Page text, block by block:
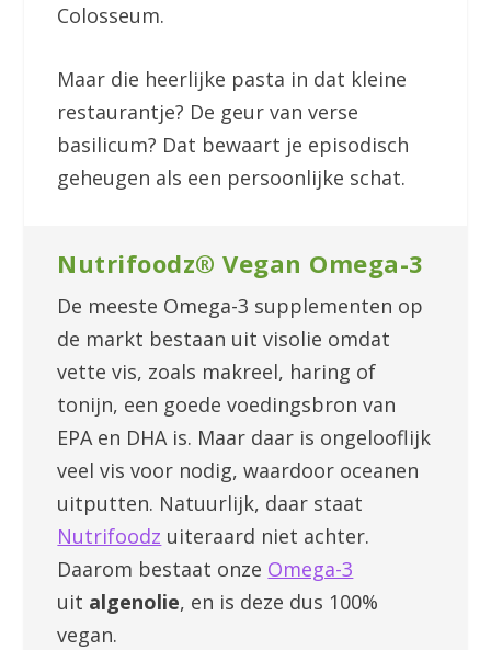
Colosseum.
Maar die heerlijke pasta in dat kleine
restaurantje? De geur van verse
basilicum? Dat bewaart je episodisch
geheugen als een persoonlijke schat.
Nutrifoodz® Vegan Omega-3
De meeste Omega-3 supplementen op
de markt bestaan uit visolie omdat
vette vis, zoals makreel, haring of
tonijn, een goede voedingsbron van
EPA en DHA is. Maar daar is ongelooflijk
veel vis voor nodig, waardoor oceanen
uitputten. Natuurlijk, daar staat
Nutrifoodz uiteraard niet achter.
Daarom bestaat onze Omega-3
uit algenolie, en is deze dus 100%
vegan.